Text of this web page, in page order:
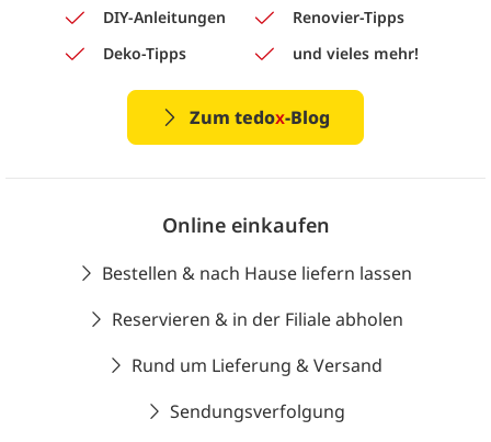
DIY-Anleitungen
Renovier-Tipps
Deko-Tipps
und vieles mehr!
Zum tedox-Blog
Online einkaufen
Bestellen & nach Hause liefern lassen
Reservieren & in der Filiale abholen
Rund um Lieferung & Versand
Sendungsverfolgung